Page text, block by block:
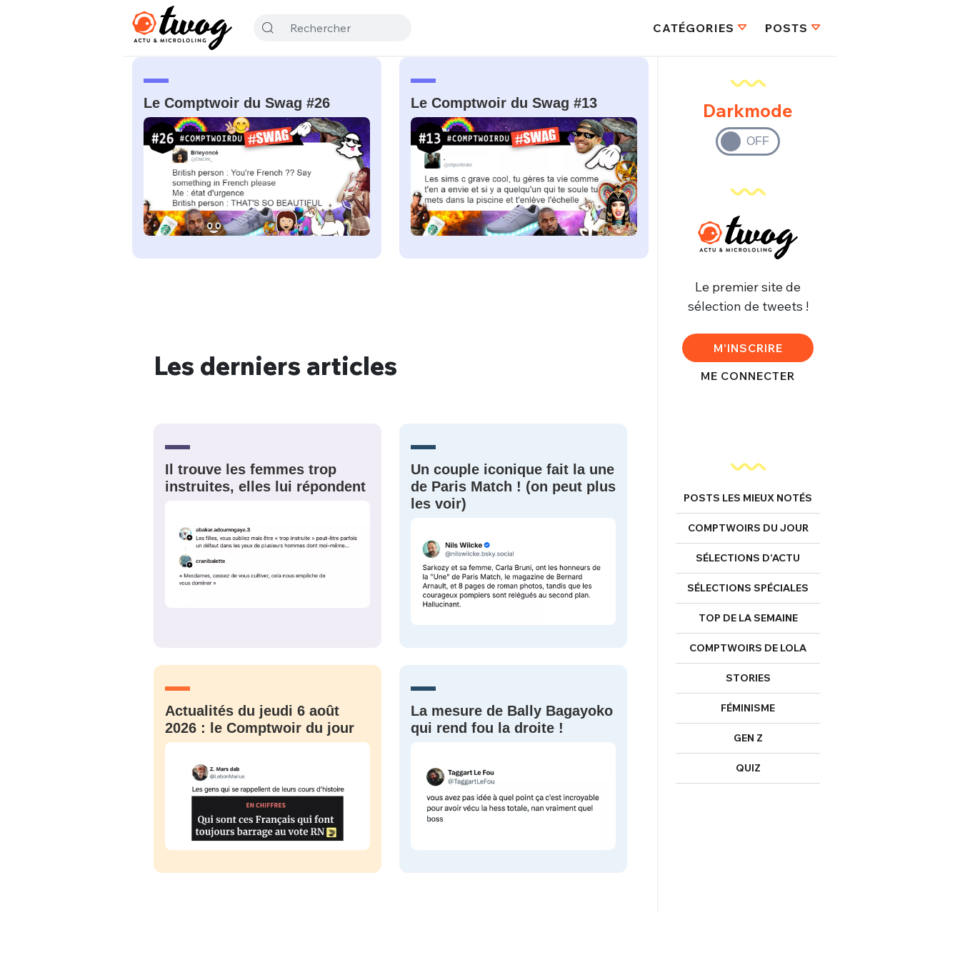
CATÉGORIES POSTS
Le Comptwoir du Swag #26 Le Comptwoir du Swag #13
Les derniers articles
Il trouve les femmes trop
instruites, elles lui répondent
Un couple iconique fait la une
de Paris Match ! (on peut plus
les voir)
Actualités du jeudi 6 août
2026 : le Comptwoir du jour
La mesure de Bally Bagayoko
qui rend fou la droite !
Darkmode
Le premier site de
sélection de tweets !
M'INSCRIRE
ME CONNECTER
POSTS LES MIEUX NOTÉS
COMPTWOIRS DU JOUR
SÉLECTIONS D’ACTU
SÉLECTIONS SPÉCIALES
TOP DE LA SEMAINE
COMPTWOIRS DE LOLA
STORIES
FÉMINISME
GEN Z
QUIZ
PSEUDO*
EMAIL*
PASSWORD*
PSEUDO
Mot de passe perdu ?
CONNEXION
FERMER
VOTRE PARTICIPATION
Que souhaitez-vous proposer ?
Quelques
tweets
Ma propre
sélection
Un Thread
C'EST PARTI